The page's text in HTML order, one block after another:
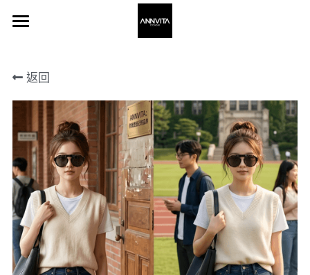
About 關於我
Frame 眼鏡
Stores 通路
登錄
搜索
聯繫我們 Contact Us
返回
商品分類
所有商品分類
部落格分類
所有博客分類